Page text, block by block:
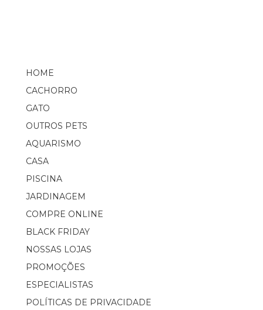
HOME
CACHORRO
GATO
OUTROS PETS
AQUARISMO
CASA
PISCINA
JARDINAGEM
COMPRE ONLINE
BLACK FRIDAY
NOSSAS LOJAS
PROMOÇÕES
ESPECIALISTAS
POLÍTICAS DE PRIVACIDADE